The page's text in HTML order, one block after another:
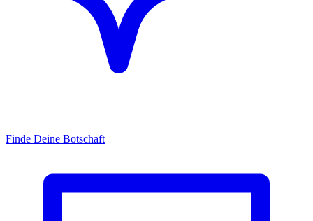
Finde Deine Botschaft